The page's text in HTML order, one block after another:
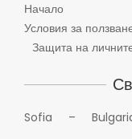
Начало
Условия за
Защита на
Sofia –